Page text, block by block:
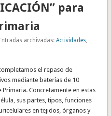
para
archivadas:Actividades
el repaso de
mediante baterías de 10
Concretamente en estas
sus partes, tipos, funciones
en tejidos, órganos y